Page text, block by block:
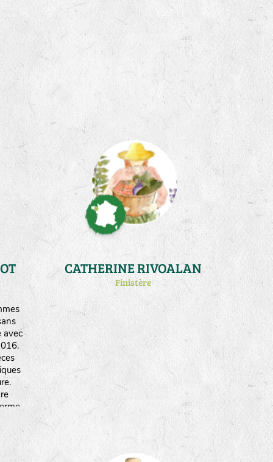
avec
choix
CATHERINE RIVOALAN
Finistère